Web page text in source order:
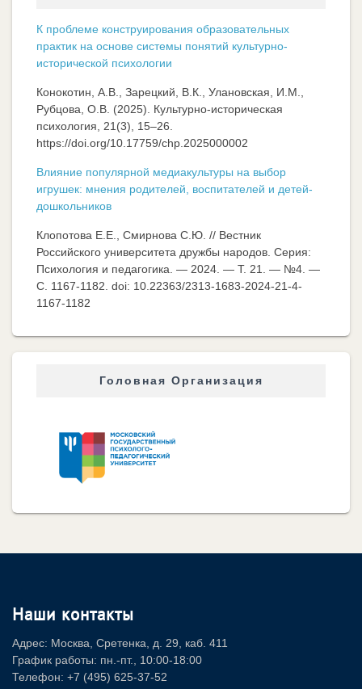
К проблеме конструирования образовательных
практик на основе системы понятий культурно-
исторической психологии
Конокотин, А.В., Зарецкий, В.К., Улановская, И.М.,
Рубцова, О.В. (2025). Культурно-историческая
психология, 21(3), 15–26.
https://doi.org/10.17759/chp.2025000002
Влияние популярной медиакультуры на выбор
игрушек: мнения родителей, воспитателей и детей-
дошкольников
Клопотова Е.Е., Смирнова С.Ю. // Вестник
Российского университета дружбы народов. Серия:
Психология и педагогика. — 2024. — Т. 21. — №4. —
C. 1167-1182. doi: 10.22363/2313-1683-2024-21-4-
1167-1182
Головная Организация
Наши контакты
Адрес: Москва, Сретенка, д. 29, каб. 411
График работы: пн.-пт., 10:00-18:00
Телефон: +7 (495) 625-37-52